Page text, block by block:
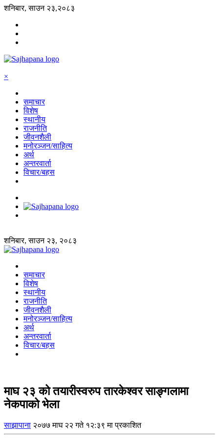
शनिबार, साउन २३,२०८३
×
समाचार
विशेष
स्थानीय
राजनीति
जीवनशैली
मनोरञ्जन/साहित्य
अर्थ
अन्तरवार्ता
विचार/बहस
शनिबार, साउन २३, २०८३
समाचार
विशेष
स्थानीय
राजनीति
जीवनशैली
मनोरञ्जन/साहित्य
अर्थ
अन्तरवार्ता
विचार/बहस
माघ २३ को तयारीस्वरुप तारकेश्वर साङ्गलामा
नेकपाको भेला
साझापाना २०७७ माघ २२ गते १२:३९ मा प्रकाशित